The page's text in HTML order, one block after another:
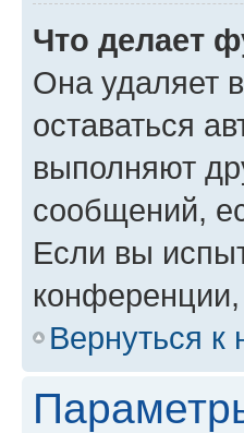
Что делает
Она удаляет
оставаться
выполняют
сообщений,
Если вы
Вернуться к